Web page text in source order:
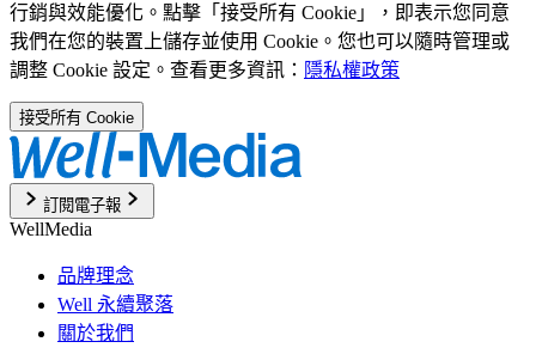
行銷與效能優化。點擊「接受所有 Cookie」，即表示您同意
我們在您的裝置上儲存並使用 Cookie。您也可以隨時管理或
調整 Cookie 設定。查看更多資訊： 隱私權政策
接受所有 Cookie
訂閱電子報
WellMedia
品牌理念
Well 永續聚落
關於我們